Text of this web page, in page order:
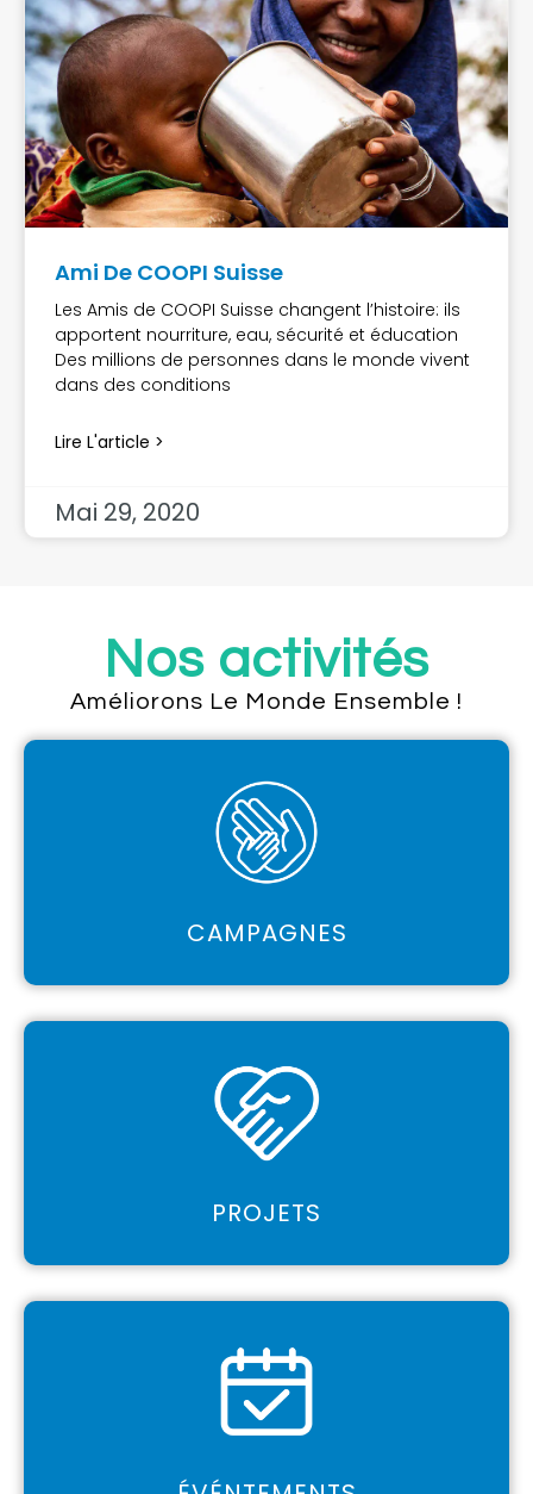
Ami De COOPI Suisse
Les Amis de COOPI Suisse changent l’histoire: ils
apportent nourriture, eau, sécurité et éducation
Des millions de personnes dans le monde vivent
dans des conditions
Lire L'article >
Mai 29, 2020
Nos activités
Améliorons Le Monde Ensemble !
CAMPAGNES
PROJETS